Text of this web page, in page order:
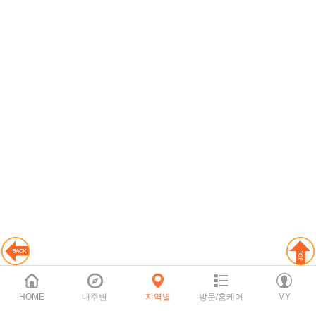
HOME 내주변 지역별 방문/홈케어 MY